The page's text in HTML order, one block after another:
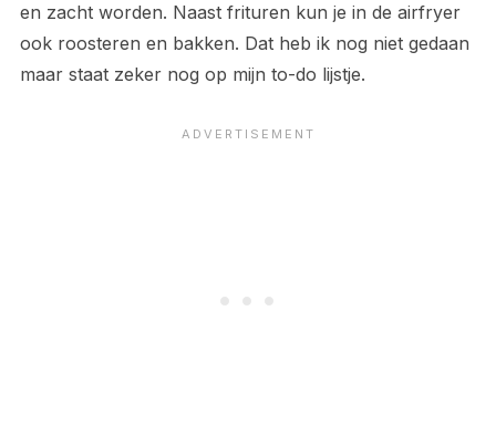
en zacht worden. Naast frituren kun je in de airfryer
ook roosteren en bakken. Dat heb ik nog niet gedaan
maar staat zeker nog op mijn to-do lijstje.